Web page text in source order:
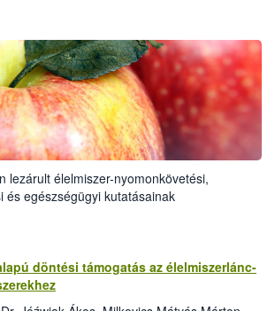
lezárult élelmiszer-nyomonkövetési,
és egészségügyi kutatásainak
döntési támogatás az élelmiszerlánc-